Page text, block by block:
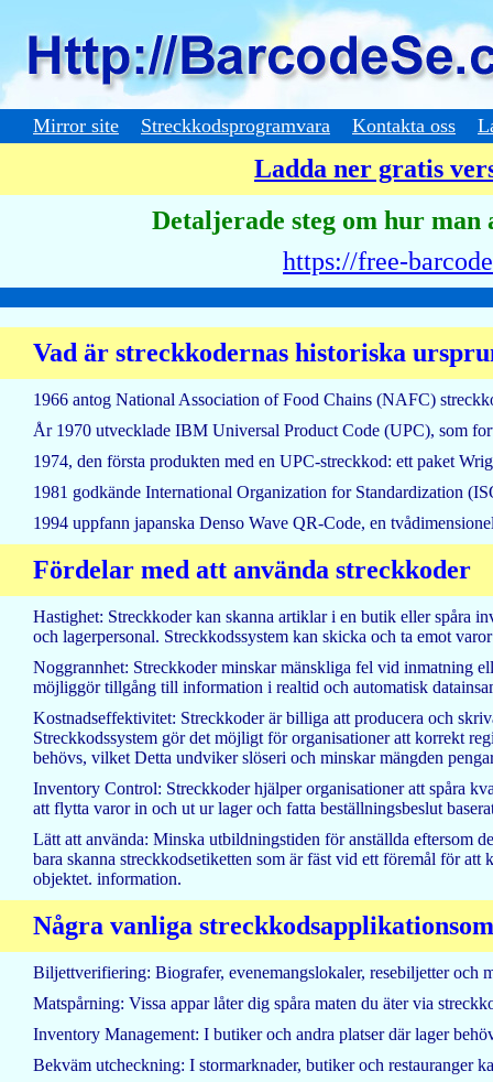
Mirror site Streckkodsprogramvara Kontakta oss
Ladda ner gratis
Detaljerade steg om hur
https://free-
Vad är streckkodernas historiska
1966 antog National Association of Food Chains (NAFC)
År 1970 utvecklade IBM Universal Product Code (UPC), som
1974, den första produkten med en UPC-streckkod: ett paket
1981 godkände International Organization for Standardization
1994 uppfann japanska Denso Wave QR-Code, en
Fördelar med att använda streckkoder
Hastighet: Streckkoder kan skanna artiklar i en butik eller spåra
och lagerpersonal. Streckkodssystem kan skicka och ta emot
Noggrannhet: Streckkoder minskar mänskliga fel vid inmatning
möjliggör tillgång till information i realtid och automatisk
Kostnadseffektivitet: Streckkoder är billiga att producera och
Streckkodssystem gör det möjligt för organisationer att korrekt
behövs, vilket Detta undviker slöseri och minskar mängden
Inventory Control: Streckkoder hjälper organisationer att spåra
att flytta varor in och ut ur lager och fatta beställningsbeslut
Lätt att använda: Minska utbildningstiden för anställda eftersom
bara skanna streckkodsetiketten som är fäst vid ett föremål för
objektet. information.
Några vanliga
Biljettverifiering: Biografer, evenemangslokaler, resebiljetter och
Matspårning: Vissa appar låter dig spåra maten du äter via
Inventory Management: I butiker och andra platser där lager
Bekväm utcheckning: I stormarknader, butiker och restauranger